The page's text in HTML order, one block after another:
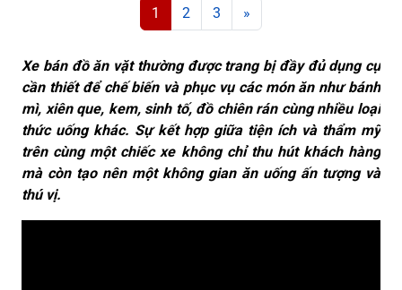
1 2 3 »
Xe bán đồ ăn vặt thường được trang bị đầy đủ dụng cụ
cần thiết để chế biến và phục vụ các món ăn như bánh
mì, xiên que, kem, sinh tố, đồ chiên rán cùng nhiều loại
thức uống khác. Sự kết hợp giữa tiện ích và thẩm mỹ
trên cùng một chiếc xe không chỉ thu hút khách hàng
mà còn tạo nên một không gian ăn uống ấn tượng và
thú vị.